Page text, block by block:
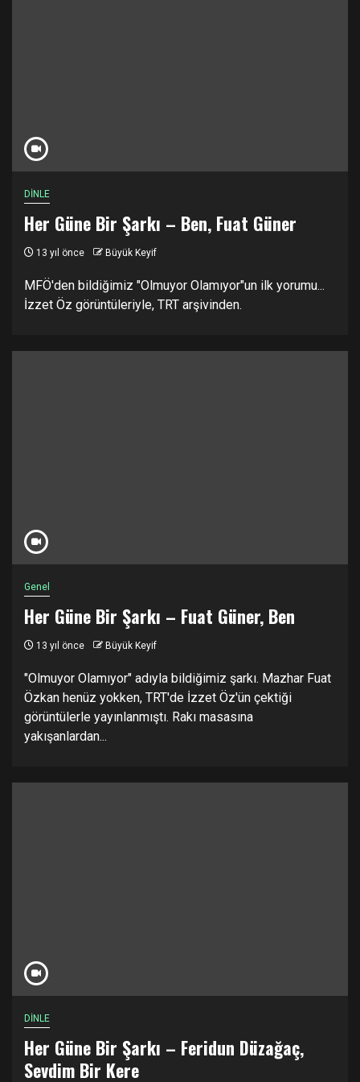
DİNLE
Her Güne Bir Şarkı – Ben, Fuat Güner
13 yıl önce Büyük Keyif
MFÖ'den bildiğimiz "Olmuyor Olamıyor"un ilk yorumu...
İzzet Öz görüntüleriyle, TRT arşivinden.
Genel
Her Güne Bir Şarkı – Fuat Güner, Ben
13 yıl önce Büyük Keyif
"Olmuyor Olamıyor" adıyla bildiğimiz şarkı. Mazhar Fuat
Özkan henüz yokken, TRT'de İzzet Öz'ün çektiği
görüntülerle yayınlanmıştı. Rakı masasına
yakışanlardan...
DİNLE
Her Güne Bir Şarkı – Feridun Düzağaç,
Sevdim Bir Kere